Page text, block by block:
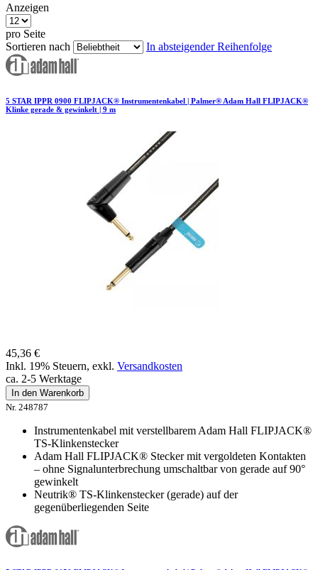
Anzeigen
pro Seite
Sortieren nach
In absteigender Reihenfolge
5 STAR IPPR 0900 FLIPJACK® Instrumentenkabel | Palmer® Adam Hall FLIPJACK®
Klinke gerade & gewinkelt | 9 m
45,36 €
Inkl. 19% Steuern, exkl. Versandkosten
ca. 2-5 Werktage
In den Warenkorb
Nr. 248787
Instrumentenkabel mit verstellbarem Adam Hall FLIPJACK®
TS-Klinkenstecker
Adam Hall FLIPJACK® Stecker mit vergoldeten Kontakten
– ohne Signalunterbrechung umschaltbar von gerade auf 90°
gewinkelt
Neutrik® TS-Klinkenstecker (gerade) auf der
gegenüberliegenden Seite